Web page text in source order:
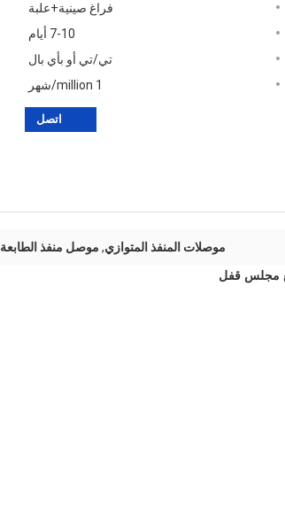
فراغ صينية+علبة
7-10 أيام
تي/تي أو بأي بال
1 million/شهر
اتصل
موصلات المنفذ المتوازي, موصل منفذ الطابعة